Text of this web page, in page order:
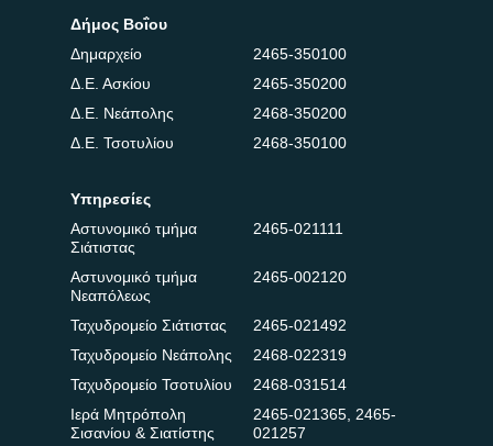
Δήμος Βοΐου
Δημαρχείο
2465-350100
Δ.Ε. Ασκίου
2465-350200
Δ.Ε. Νεάπολης
2468-350200
Δ.Ε. Τσοτυλίου
2468-350100
Υπηρεσίες
Αστυνομικό τμήμα
Σιάτιστας
2465-021111
Αστυνομικό τμήμα
Νεαπόλεως
2465-002120
Ταχυδρομείο Σιάτιστας
2465-021492
Ταχυδρομείο Νεάπολης
2468-022319
Ταχυδρομείο Τσοτυλίου
2468-031514
Ιερά Μητρόπολη
Σισανίου & Σιατίστης
2465-021365, 2465-
021257